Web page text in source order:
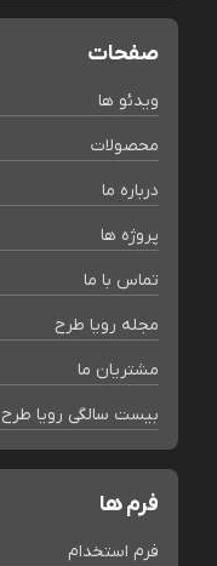
صفحات
ویدئو ها
محصولات
درباره ما
پروژه ها
تماس با ما
مجله رویا طرح
مشتریان ما
بیست سالگی رویا طرح
فرم ها
فرم استخدام